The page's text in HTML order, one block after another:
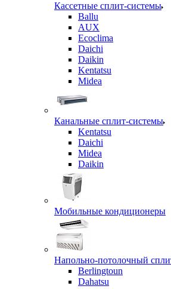
Кассетные сплит-системы
Ballu
AUX
Ecoclima
Daichi
Daikin
Kentatsu
Midea
Канальные сплит-системы
Kentatsu
Daichi
Midea
Daikin
Мобильные кондиционеры
Напольно-потолочный
Berlingtoun
Dahatsu